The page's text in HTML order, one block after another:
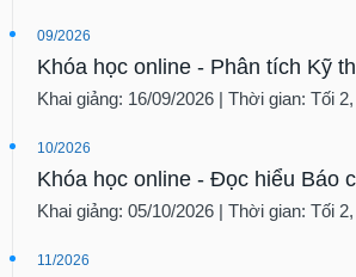
09/2026
Khóa học online - Phân tích Kỹ
Khai giảng: 16/09/2026 | Thời gian: Tối
10/2026
Khóa học online - Đọc hiểu Báo
Khai giảng: 05/10/2026 | Thời gian: Tối
11/2026